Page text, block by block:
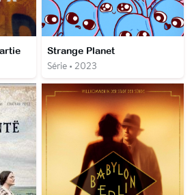
Strange Planet
Série • 2023